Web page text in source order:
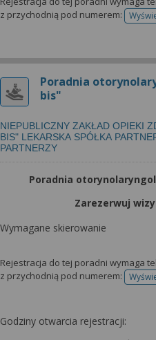
z przychodnią pod numerem:
Poradnia
bis"
NIEPUBLICZNY ZAKŁAD OPIEKI
BIS" LEKARSKA SPÓŁKA
PARTNERZY
Poradnia
Zarezerwuj
Wymagane skierowanie
Rejestracja do tej poradni wymaga
z przychodnią pod numerem:
Godziny otwarcia rejestracji: